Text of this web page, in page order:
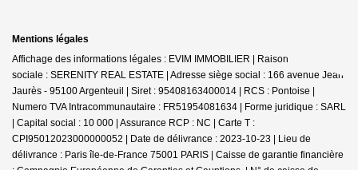
Mentions légales
Affichage des informations légales : EVIM IMMOBILIER | Raison
sociale : SERENITY REAL ESTATE | Adresse siège social : 166 avenue Jean
Jaurès - 95100 Argenteuil | Siret : 95408163400014 | RCS : Pontoise |
Numero TVA Intracommunautaire : FR51954081634 | Forme juridique : SARL
| Capital social : 10 000 | Assurance RCP : NC | Carte T :
CPI95012023000000052 | Date de délivrance : 2023-10-23 | Lieu de
délivrance : Paris île-de-France 75001 PARIS | Caisse de garantie financière